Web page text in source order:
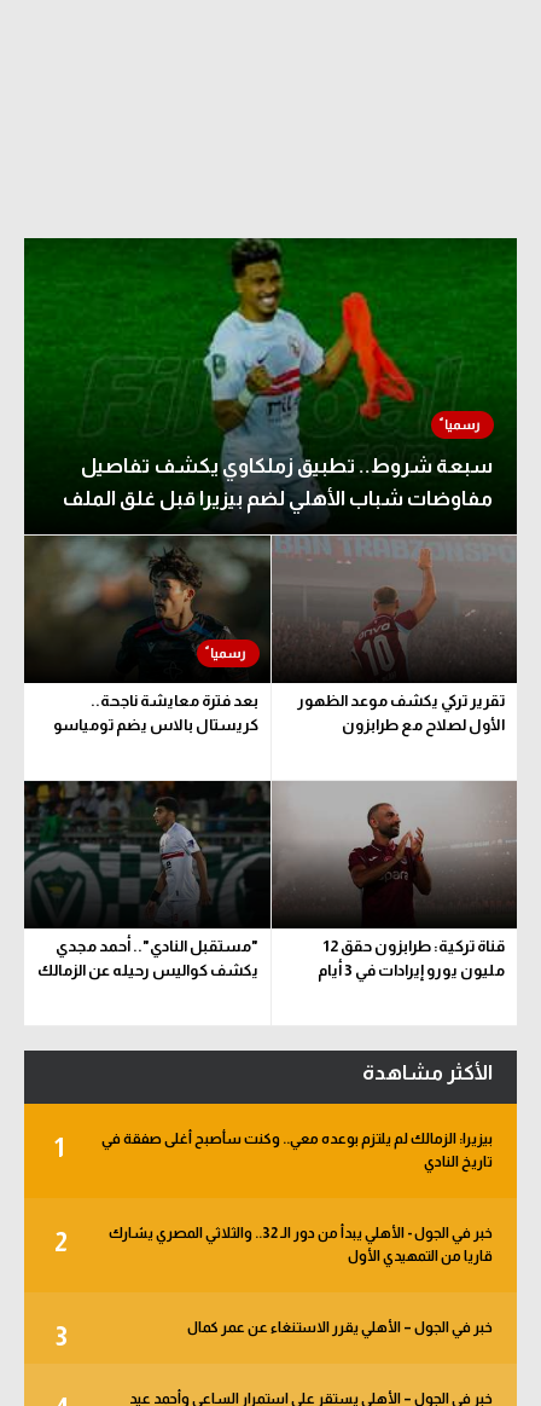
سبعة شروط.. تطبيق زملكاوي يكشف تفاصيل
مفاوضات شباب الأهلي لضم بيزيرا قبل غلق الملف
تقرير تركي يكشف موعد الظهور
الأول لصلاح مع طرابزون
بعد فترة معايشة ناجحة..
كريستال بالاس يضم تومياسو
قناة تركية: طرابزون حقق 12
مليون يورو إيرادات في 3 أيام
"مستقبل النادي".. أحمد مجدي
يكشف كواليس رحيله عن الزمالك
الأكثر مشاهدة
1
بيزيرا: الزمالك لم يلتزم بوعده معي.. وكنت سأصبح أغلى صفقة في
تاريخ النادي
2
خبر في الجول - الأهلي يبدأ من دور الـ 32.. والثلاثي المصري يشارك
قاريا من التمهيدي الأول
3 خبر في الجول – الأهلي يقرر الاستنغاء عن عمر كمال
خبر في الجول – الأهلي يستقر على استمرار الساعي وأحمد عيد